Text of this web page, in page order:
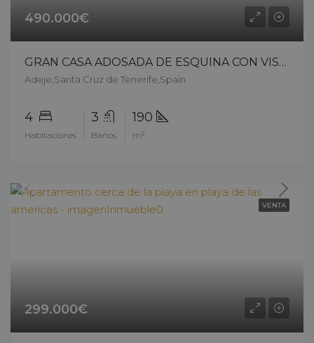
490.000€
GRAN CASA ADOSADA DE ESQUINA CON VISTAS AL MAR EN FAÑABÉ – 12703c226
Adeje,Santa Cruz de Tenerife,Spain
4
Habitaciones
3
Baños
190
m²
VENTA
299.000€